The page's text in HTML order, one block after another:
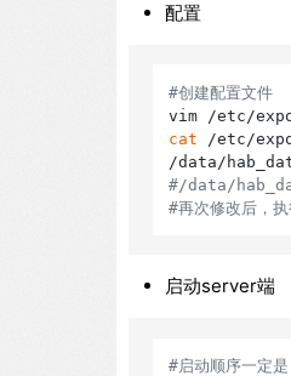
配置
#创建配置文件
cat /etc/
#/data/
#再次修改后，
启动server端
#启动顺序一